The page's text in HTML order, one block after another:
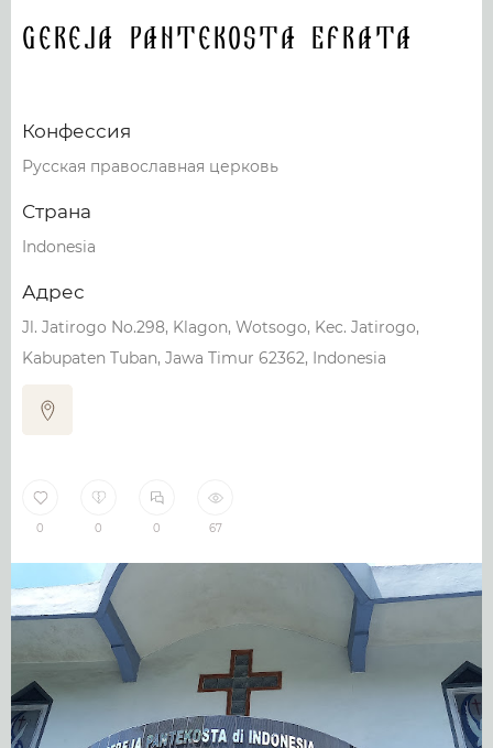
Gereja Pantekosta Efrata
Конфессия
Русская православная церковь
Страна
Indonesia
Адрес
Jl. Jatirogo No.298, Klagon, Wotsogo, Kec. Jatirogo,
Kabupaten Tuban, Jawa Timur 62362, Indonesia
0 0 0 67